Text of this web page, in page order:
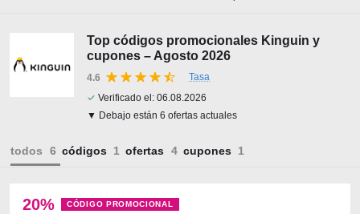
Top códigos promocionales Kinguin y
cupones – Agosto 2026
4.6
Tasa
✓ Verificado el: 06.08.2026
▼ Debajo están 6 ofertas actuales
todos códigos ofertas cupones
20% CÓDIGO PROMOCIONAL